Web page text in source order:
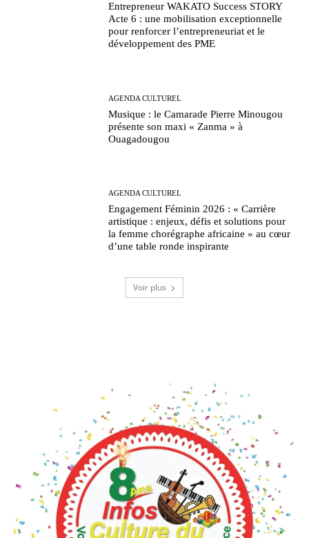
Entrepreneur WAKATO Success STORY
Acte 6 : une mobilisation exceptionnelle
pour renforcer l’entrepreneuriat et le
développement des PME
AGENDA CULTUREL
Musique : le Camarade Pierre Minougou
présente son maxi « Zanma » à
Ouagadougou
AGENDA CULTUREL
Engagement Féminin 2026 : « Carrière
artistique : enjeux, défis et solutions pour
la femme chorégraphe africaine » au cœur
d’une table ronde inspirante
Voir plus